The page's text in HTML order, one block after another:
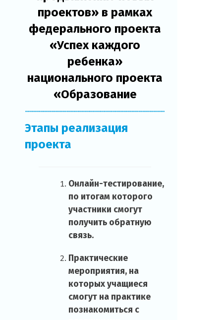
проектов» в рамках
федерального проекта
«Успех каждого
ребенка»
национального проекта
«Образование
Этапы реализация
проекта
Онлайн-тестирование,
по итогам которого
участники смогут
получить обратную
связь.
Практические
мероприятия, на
которых учащиеся
смогут на практике
познакомиться с